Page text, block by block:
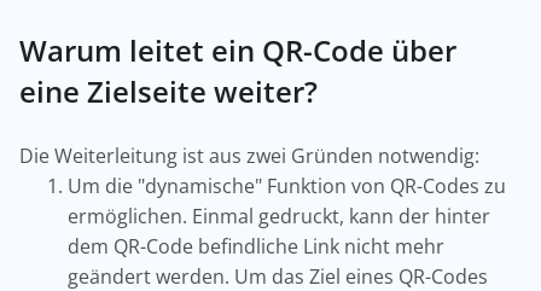
Warum leitet ein QR-Code über
eine Zielseite weiter?
Die Weiterleitung ist aus zwei Gründen notwendig:
Um die "dynamische" Funktion von QR-Codes zu
ermöglichen. Einmal gedruckt, kann der hinter
dem QR-Code befindliche Link nicht mehr
geändert werden. Um das Ziel eines QR-Codes